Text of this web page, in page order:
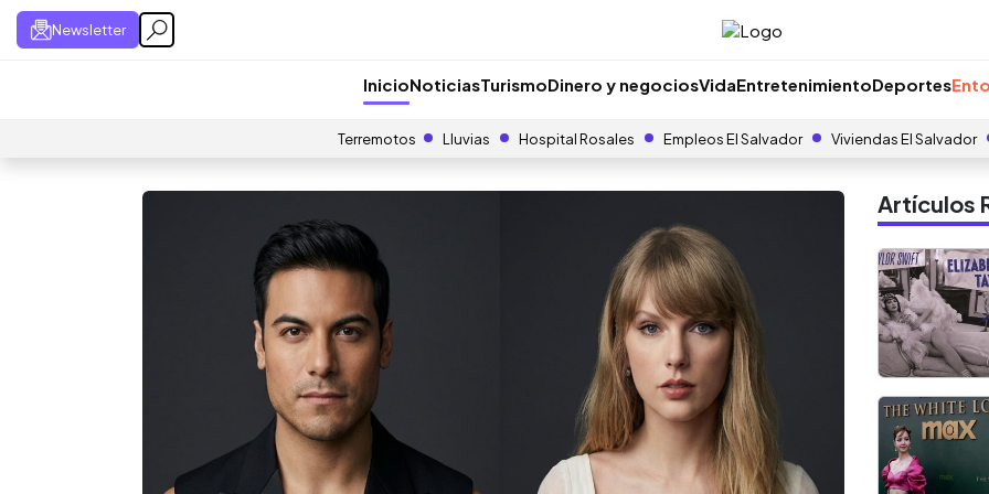
Newsletter
InicioNoticiasTurismoDinero y negociosVidaEntretenimientoDeportes
Terremotos Lluvias Hospital Rosales Empleos El Salvador Viviendas El Salvador
Artículos